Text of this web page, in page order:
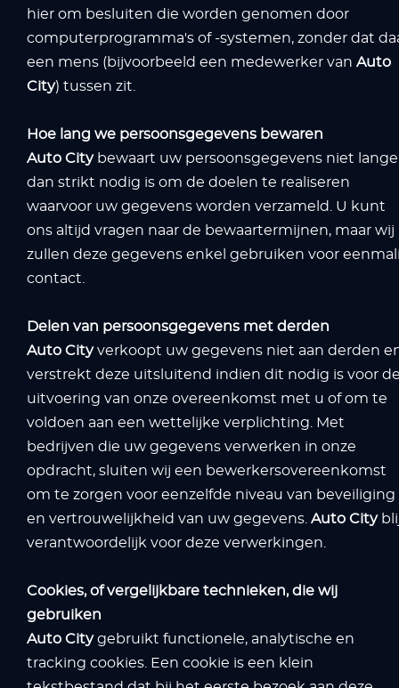
hier om besluiten die worden genomen door
computerprogramma's of -systemen, zonder dat
een mens (bijvoorbeeld een medewerker van Auto
City) tussen zit.
Hoe lang we persoonsgegevens bewaren
Auto Citybewaart uw persoonsgegevens niet
dan strikt nodig is om de doelen te realiseren
waarvoor uw gegevens worden verzameld. U kunt
ons altijd vragen naar de bewaartermijnen, maar wij
zullen deze gegevens enkel gebruiken voor
contact.
Delen van persoonsgegevens met derden
Auto Cityverkoopt uw gegevens niet aan derden
verstrekt deze uitsluitend indien dit nodig is voor
uitvoering van onze overeenkomst met u of om te
voldoen aan een wettelijke verplichting. Met
bedrijven die uw gegevens verwerken in onze
opdracht, sluiten wij een bewerkersovereenkomst
om te zorgen voor eenzelfde niveau van beveiliging
en vertrouwelijkheid van uw gegevens. Auto City
verantwoordelijk voor deze verwerkingen.
Cookies, of vergelijkbare technieken, die wij
gebruiken
Auto Citygebruikt functionele, analytische en
tracking cookies. Een cookie is een klein